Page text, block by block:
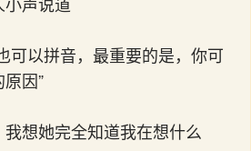
可以拼音，最重要的是，你可
因”
想她完全知道我在想什么